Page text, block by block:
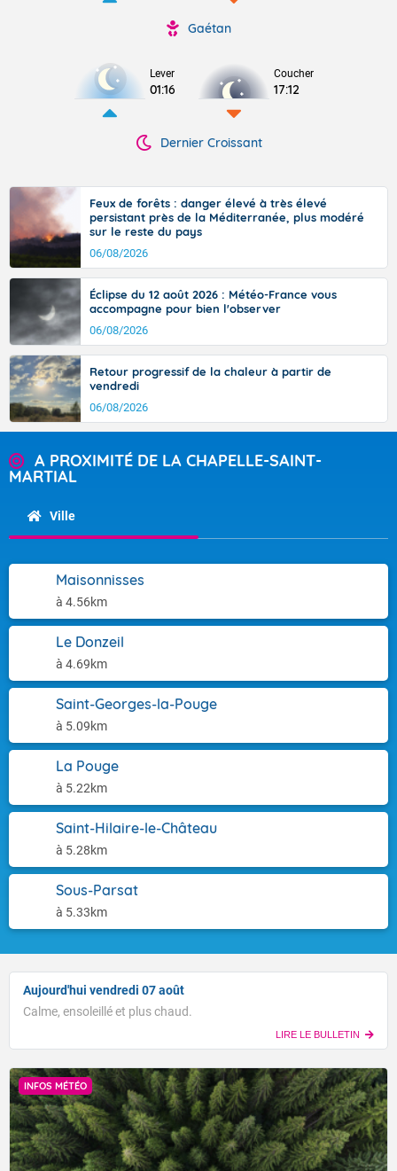
Gaétan
Lever
01:16
Coucher
17:12
Dernier Croissant
Feux de forêts : danger élevé à très élevé
persistant près de la Méditerranée, plus modéré
sur le reste du pays
06/08/2026
Éclipse du 12 août 2026 : Météo-France vous
accompagne pour bien l'observer
06/08/2026
Retour progressif de la chaleur à partir de
vendredi
06/08/2026
A PROXIMITÉ DE LA CHAPELLE-SAINT-
MARTIAL
Ville
Maisonnisses
à 4.56km
Le Donzeil
à 4.69km
Saint-Georges-la-Pouge
à 5.09km
La Pouge
à 5.22km
Saint-Hilaire-le-Château
à 5.28km
Sous-Parsat
à 5.33km
Aujourd'hui vendredi 07 août
Calme, ensoleillé et plus chaud.
LIRE LE BULLETIN
INFOS MÉTÉO